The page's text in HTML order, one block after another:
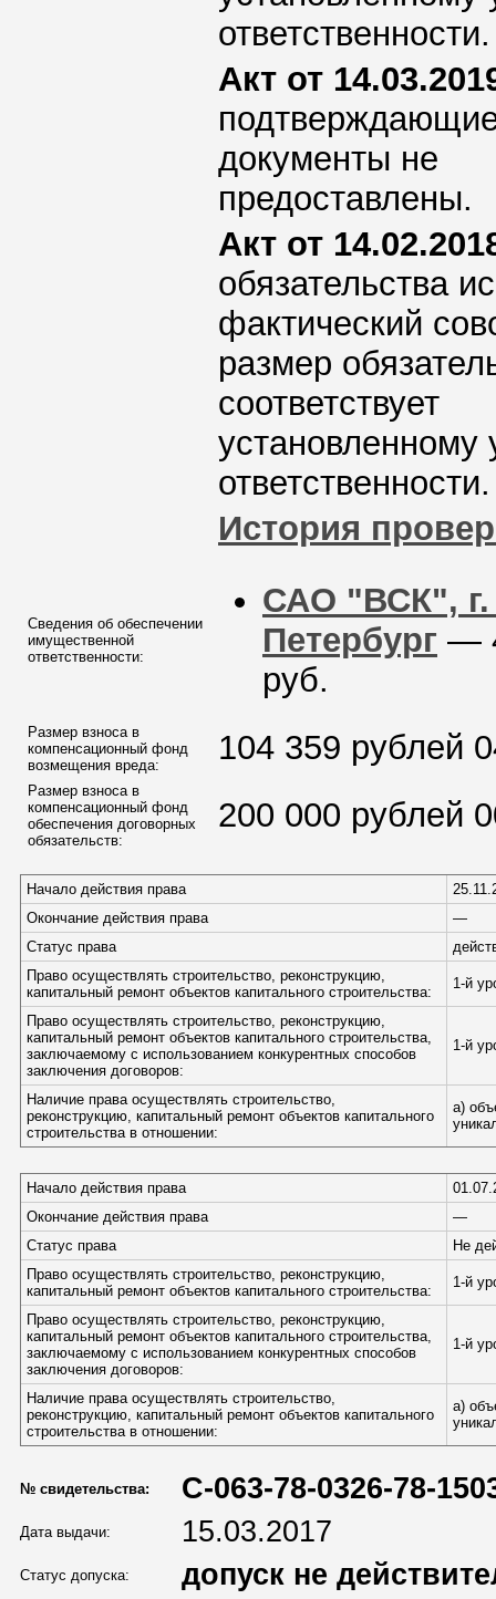
ответственности.
Акт от
документы не
предоставлены.
Акт от
обязательства
фактический
размер
соответствует
установленному
ответственности.
История
Сведения об обеспечении
имущественной
ответственности:
САО "ВСК", г.
Петербург —
руб.
Размер взноса в
компенсационный фонд
возмещения вреда:
104 359 рублей
Размер взноса в
компенсационный фонд
обеспечения договорных
обязательств:
200 000 рублей
Начало действия права
Окончание действия права
—
Статус права
Право осуществлять строительство, реконструкцию,
капитальный ремонт объектов капитального строительства:
1-й
Право осуществлять строительство, реконструкцию,
капитальный ремонт объектов капитального строительства,
заключаемому с использованием конкурентных способов
заключения договоров:
1-й
Наличие права осуществлять строительство,
реконструкцию, капитальный ремонт объектов капитального
строительства в отношении:
а)
Начало действия права
Окончание действия права
—
Статус права
Не
Право осуществлять строительство, реконструкцию,
капитальный ремонт объектов капитального строительства:
1-й
Право осуществлять строительство, реконструкцию,
капитальный ремонт объектов капитального строительства,
заключаемому с использованием конкурентных способов
заключения договоров:
1-й
Наличие права осуществлять строительство,
реконструкцию, капитальный ремонт объектов капитального
строительства в отношении:
а)
№ свидетельства: С-063-78-0326-78-
Дата выдачи: 15.03.2017
Статус допуска: допуск не